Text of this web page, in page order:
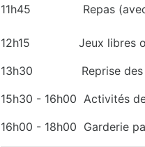
11h45 Repas (avec
12h15 Jeux libres ou
13h30 Reprise des
15h30 - 16h00 Activités
16h00 - 18h00 Garderie